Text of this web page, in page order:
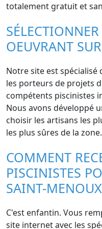
totalement gratuit et
OEUVRANT
Notre site est
les porteurs de projets
compétents piscinistes
Nous avons développé
choisir les artisans les
les plus sûres de la zone.
COMMENT
PISCINISTES
SAINT-MENOUX
C'est enfantin. Vous
site internet avec les